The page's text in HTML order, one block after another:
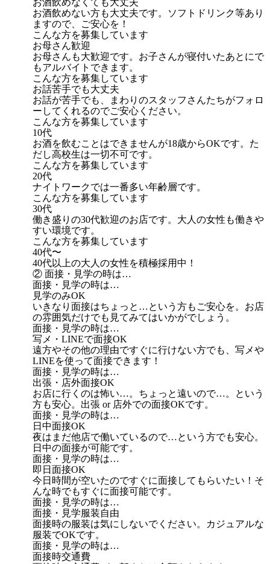
お酒飲めない方も大丈夫です。ソフトドリンク等あり
ますので、ご安心を！
こんな方を募集しています
お母さん歓迎
お母さんも大歓迎です。お子さんが寝付いたあとにで
もアルバイトできます。
こんな方を募集しています
お話苦手でも大丈夫
お話が苦手でも、まわりのスタッフさんたちがフォロ
ーしてくれるのでご安心ください。
こんな方を募集しています
10代
お酒を飲むことはできませんが18歳からOKです。た
だし高校生は一切不可です。
こんな方を募集しています
20代
ナイトワークでは一番多い年齢層です。
こんな方を募集しています
30代
働き盛りの30代歓迎のお店です。大人の女性も働きや
すい環境です。
こんな方を募集しています
40代〜
40代以上の大人の女性を積極採用中！
② 面接・見学の時は…
面接・見学の時は…
見学のみOK
いきなり面接はちょっと…という方もご安心を。お店
の雰囲気だけでも見てみてはいかがでしょう。
面接・見学の時は…
写メ・LINEで面接OK
遠方やその他の理由ですぐに行けない方でも、写メや
LINEを使って面接できます！
面接・見学の時は…
出張・店外面接OK
お店に行くのは怖い…。ちょっと遠いので…。という
方も安心。出張 or 店外での面接OKです。
面接・見学の時は…
日中面接OK
夜はまだ他店で働いているので…という方でも安心。
日中の面接が可能です。
面接・見学の時は…
即日面接OK
今日時間が空いたのですぐに面接してもらいたい！そ
んな時でもすぐに面接可能です。
面接・見学の時は…
面接・見学服装自由
面接時の服装は気にしないでください。カジュアルな
服装でOKです。
面接・見学の時は…
面接時交通費